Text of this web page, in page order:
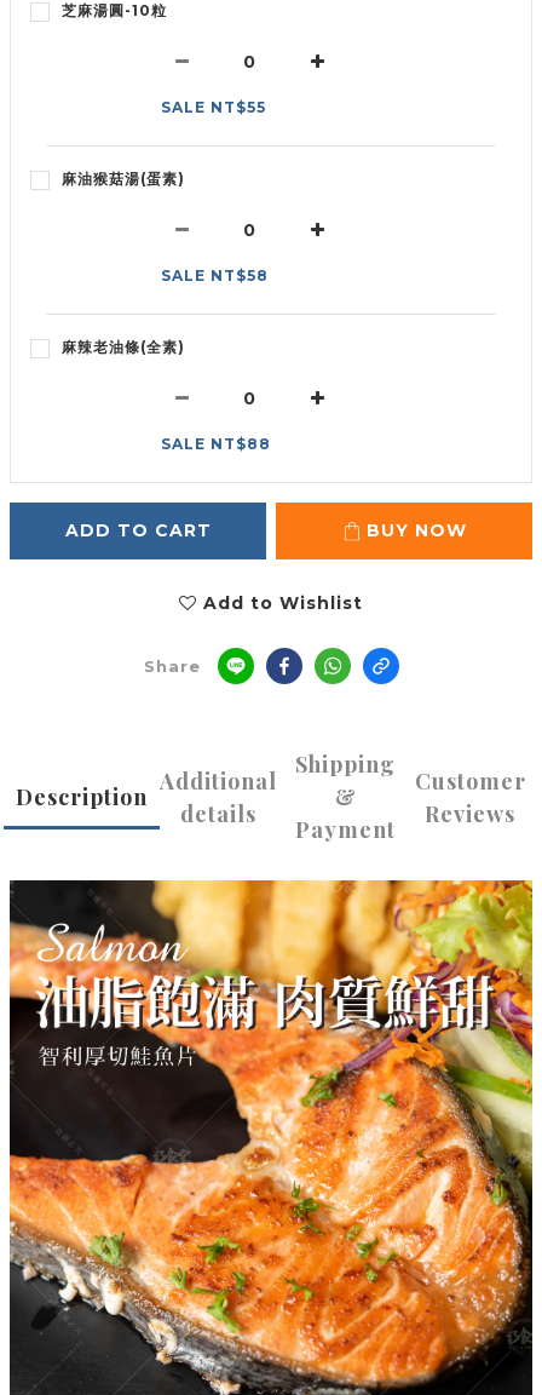
芝麻湯圓-10粒
SALE NT$55
麻油猴菇湯(蛋素)
SALE NT$58
麻辣老油條(全素)
SALE NT$88
ADD TO CART BUY NOW
Add to Wishlist
Share
Description
Additional
details
Shipping
&
Payment
Customer
Reviews